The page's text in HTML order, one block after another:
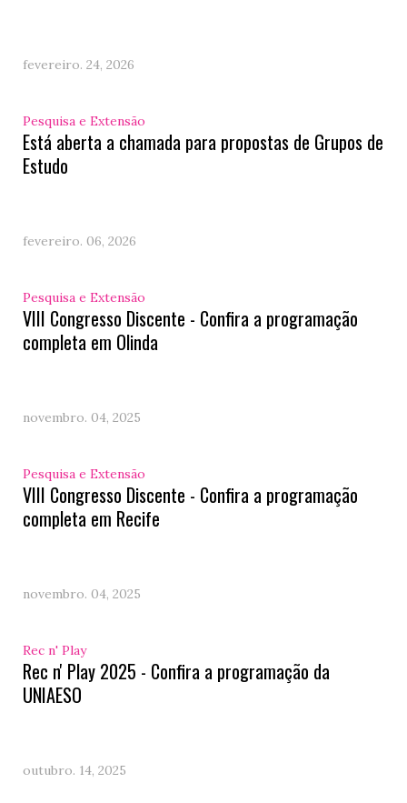
fevereiro. 24, 2026
Pesquisa e Extensão
Está aberta a chamada para propostas de Grupos de
Estudo
fevereiro. 06, 2026
Pesquisa e Extensão
VIII Congresso Discente - Confira a programação
completa em Olinda
novembro. 04, 2025
Pesquisa e Extensão
VIII Congresso Discente - Confira a programação
completa em Recife
novembro. 04, 2025
Rec n' Play
Rec n' Play 2025 - Confira a programação da
UNIAESO
outubro. 14, 2025